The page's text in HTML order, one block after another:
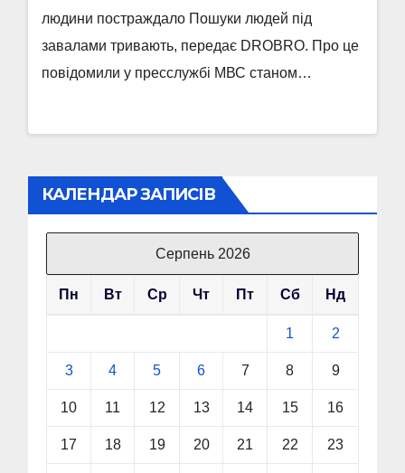
людини постраждало Пошуки людей під
завалами тривають, передає DROBRO. Про це
повідомили у пресслужбі МВС станом…
КАЛЕНДАР ЗАПИСІВ
Серпень 2026
Пн Вт Ср Чт Пт Сб Нд
1 2
3 4 5 6 7 8 9
10 11 12 13 14 15 16
17 18 19 20 21 22 23